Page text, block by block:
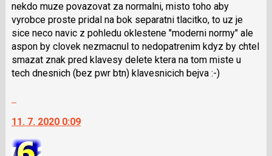
nekdo muze povazovat za normalni, misto toho aby
vyrobce proste pridal na bok separatni tlacitko, to uz je
sice neco navic z pohledu oklestene "moderni normy" ale
aspon by clovek nezmacnul to nedopatrenim kdyz by chtel
smazat znak pred klavesy delete ktera na tom miste u
tech dnesnich (bez pwr btn) klavesnicich bejva :-)
další
názor.
11. 7. 2020 0:09